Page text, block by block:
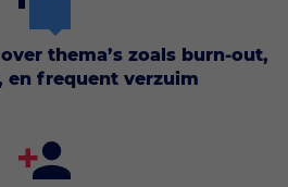
thema’s zoals burn-out,
en frequent verzuim